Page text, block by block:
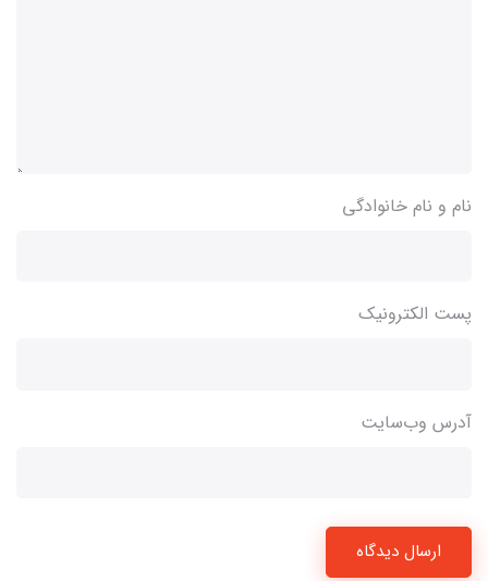
نام و نام خانوادگی
پست الکترونیک
آدرس وب‌سایت
ارسال دیدگاه